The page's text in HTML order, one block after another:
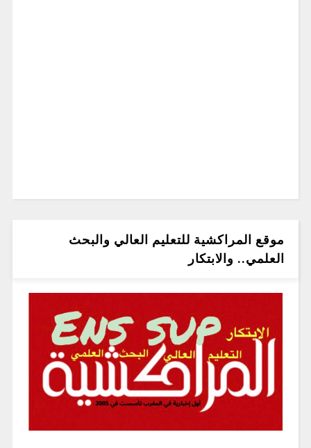
موقع المراكشية للتعليم العالي والبحث
العلمي.. والابتكار